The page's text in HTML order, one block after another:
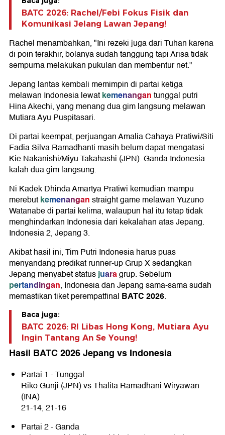
BATC 2026: Rachel/Febi Fokus Fisik dan
Komunikasi Jelang Lawan Jepang!
Rachel menambahkan, "Ini rezeki juga dari Tuhan karena
di poin terakhir, bolanya sudah tanggung tapi Arisa tidak
sempurna melakukan pukulan dan membentur net."
Jepang lantas kembali memimpin di partai ketiga
melawan Indonesia lewatkemenangantunggal putri
Hina Akechi, yang menang dua gim langsung melawan
Mutiara Ayu Puspitasari.
Di partai keempat, perjuangan Amalia Cahaya Pratiwi/Siti
Fadia Silva Ramadhanti masih belum dapat mengatasi
Kie Nakanishi/Miyu Takahashi (JPN). Ganda Indonesia
kalah dua gim langsung.
Ni Kadek Dhinda Amartya Pratiwi kemudian mampu
merebutkemenanganstraight game melawan Yuzuno
Watanabe di partai kelima, walaupun hal itu tetap tidak
menghindarkan Indonesia dari kekalahan atas Jepang.
Indonesia 2, Jepang 3.
Akibat hasil ini, Tim Putri Indonesia harus puas
menyandang predikat runner-up Grup X sedangkan
Jepang menyabet statusjuaragrup. Sebelum
pertandingan, Indonesia dan Jepang sama-sama sudah
memastikan tiket perempatfinal BATC 2026.
Baca juga:
BATC 2026: RI Libas Hong Kong, Mutiara Ayu
Ingin Tantang An Se Young!
Hasil BATC 2026 Jepang vs Indonesia
Partai 1 - Tunggal
Riko Gunji (JPN) vs Thalita Ramadhani Wiryawan
(INA)
21-14, 21-16
Partai 2 - Ganda